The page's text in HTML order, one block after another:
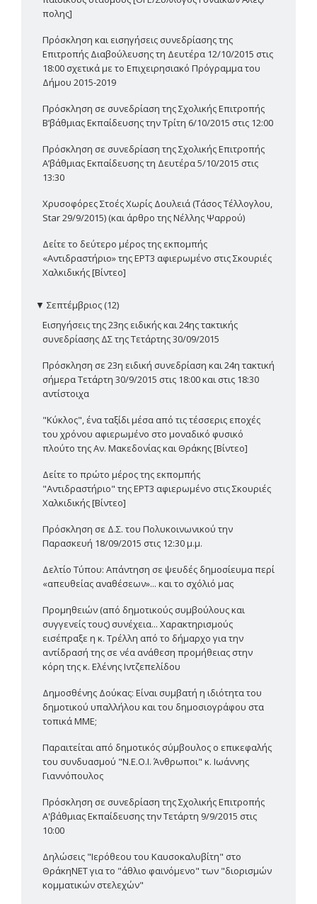
πολης]
Πρόσκληση και εισηγήσεις συνεδρίασης της
Επιτροπής Διαβούλευσης τη Δευτέρα 12/10/2015 στις
18:00 σχετικά με το Επιχειρησιακό Πρόγραμμα του
Δήμου 2015-2019
Πρόσκληση σε συνεδρίαση της Σχολικής Επιτροπής
Β’βάθμιας Εκπαίδευσης την Τρίτη 6/10/2015 στις 12:00
Πρόσκληση σε συνεδρίαση της Σχολικής Επιτροπής
Α’βάθμιας Εκπαίδευσης τη Δευτέρα 5/10/2015 στις
13:30
Χρυσοφόρες Στοές Χωρίς Δουλειά (Τάσος Τέλλογλου,
Star 29/9/2015) (και άρθρο της Νέλλης Ψαρρού)
Δείτε το δεύτερο μέρος της εκπομπής
«Αντιδραστήριο» της ΕΡΤ3 αφιερωμένο στις Σκουριές
Χαλκιδικής [Βίντεο]
▼ Σεπτέμβριος (12)
Εισηγήσεις της 23ης ειδικής και 24ης τακτικής
συνεδρίασης ΔΣ της Τετάρτης 30/09/2015
Πρόσκληση σε 23η ειδική συνεδρίαση και 24η τακτική
σήμερα Τετάρτη 30/9/2015 στις 18:00 και στις 18:30
αντίστοιχα
"Κύκλος", ένα ταξίδι μέσα από τις τέσσερις εποχές
του χρόνου αφιερωμένο στο μοναδικό φυσικό
πλούτο της Αν. Μακεδονίας και Θράκης [Βίντεο]
Δείτε το πρώτο μέρος της εκπομπής
"Αντιδραστήριο" της ΕΡΤ3 αφιερωμένο στις Σκουριές
Χαλκιδικής [Βίντεο]
Πρόσκληση σε Δ.Σ. του Πολυκοινωνικού την
Παρασκευή 18/09/2015 στις 12:30 μ.μ.
Δελτίο Τύπου: Απάντηση σε ψευδές δημοσίευμα περί
«απευθείας αναθέσεων»... και το σχόλιό μας
Προμηθειών (από δημοτικούς συμβούλους και
συγγενείς τους) συνέχεια... Χαρακτηρισμούς
εισέπραξε η κ. Τρέλλη από το δήμαρχο για την
αντίδρασή της σε νέα ανάθεση προμήθειας στην
κόρη της κ. Ελένης Ιντζεπελίδου
Δημοσθένης Δούκας: Είναι συμβατή η ιδιότητα του
δημοτικού υπαλλήλου και του δημοσιογράφου στα
τοπικά ΜΜΕ;
Παραιτείται από δημοτικός σύμβουλος ο επικεφαλής
του συνδυασμού "Ν.Ε.Ο.Ι. Άνθρωποι" κ. Ιωάννης
Γιαννόπουλος
Πρόσκληση σε συνεδρίαση της Σχολικής Επιτροπής
Α'βάθμιας Εκπαίδευσης την Τετάρτη 9/9/2015 στις
10:00
Δηλώσεις "Ιερόθεου του Καυσοκαλυβίτη" στο
ΘράκηΝΕΤ για το "άθλιο φαινόμενο" των "διορισμών
κομματικών στελεχών"